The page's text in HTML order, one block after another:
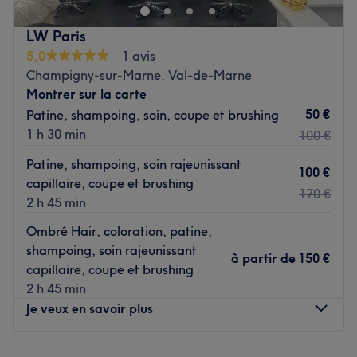
coiffure, superbes ongles ou bien encore un massage
relaxant : ce salon saura vous chouchouter de la tête aux
pieds !
Transports publics les plus proches :
Le salon se situe à Champigny-sur-Marne, proche de
l'arrêt de bus Le Plateau.
L'équipe :
Soraya, Arthika, Fathia et Amira vous accueillent et se
tiennent à l'écoute de vos envies.
L'atmosphère : une ambiance familiale et conviviale.
Les spécialités de l'établissement : les soins esthétiques
et épilations, onglerie, coiffure et massages.
Le petit plus : un accueil chaleureux et professionnel, le
tout pour vous faire vivre une bonne expérience chez
'ASA
LW Paris
5,0
1 avis
Champigny-sur-Marne, Val-de-Marne
Montrer sur la carte
Patine, shampoing, soin, coupe et brushing
1 h 30 min
50 €
100 €
Patine, shampoing, soin rajeunissant
capillaire, coupe et brushing
2 h 45 min
100 €
170 €
Ombré Hair, coloration, patine,
shampoing, soin rajeunissant
capillaire, coupe et brushing
2 h 45 min
à partir de 150 €
Je veux en savoir plus